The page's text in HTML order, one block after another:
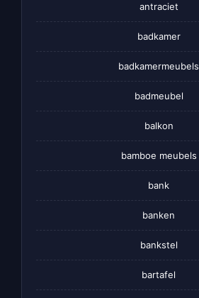
antraciet
badkamer
badkamermeubels
badmeubel
balkon
bamboe meubels
bank
banken
bankstel
bartafel